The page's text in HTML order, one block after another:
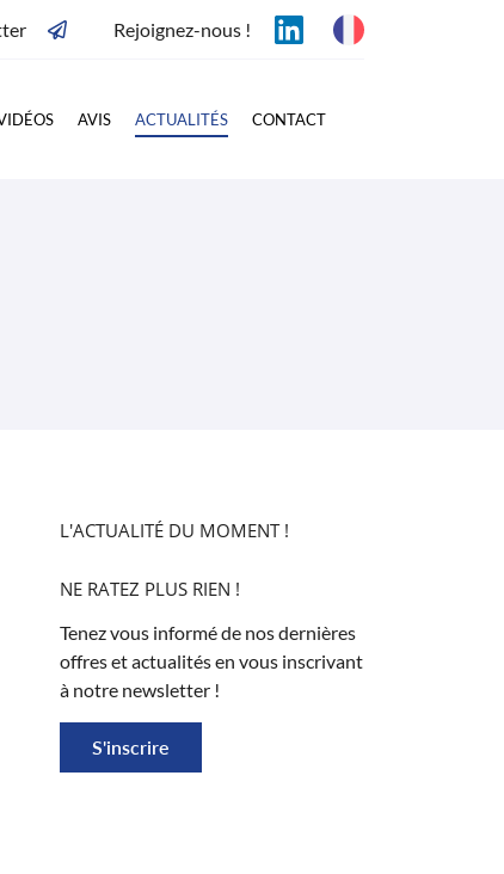
Rejoignez-nous !
AVIS ACTUALITÉS CONTACT
L'ACTUALITÉ DU MOMENT !
NE RATEZ PLUS RIEN !
Tenez vous informé de nos dernières
offres et actualités en vous inscrivant
à notre newsletter !
S'inscrire